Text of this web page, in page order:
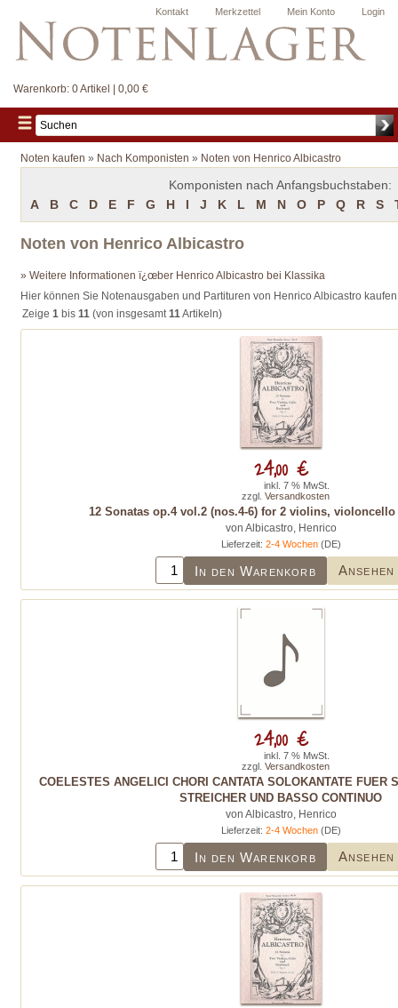
Login
Mein Konto
Merkzettel
Kontakt
Warenkorb: 0 Artikel | 0,00 €
Noten kaufen » Nach Komponisten » Noten von Henrico Albicastro
Komponisten nach Anfangsbuchstaben:
A
B C D E F G H I J K L M N O P Q R S
Noten von Henrico Albicastro
» Weitere Informationen ï¿œber Henrico Albicastro bei Klassika
Hier können Sie Notenausgaben und Partituren von Henrico Albicastro kaufen
Zeige 1 bis 11 (von insgesamt11Artikeln)
12 Sonatas op.4 vol.2 (nos.4-6) for 2 violins, violoncello
von Albicastro, Henrico
Lieferzeit: 2-4 Wochen(DE)
In den Warenkorb Ansehen
24,00 €
inkl. 7 % MwSt.
zzgl. Versandkosten
COELESTES ANGELICI CHORI CANTATA SOLOKANTATE FUER
STREICHER UND BASSO CONTINUO
von Albicastro, Henrico
Lieferzeit: 2-4 Wochen(DE)
In den Warenkorb Ansehen
24,00 €
inkl. 7 % MwSt.
zzgl. Versandkosten